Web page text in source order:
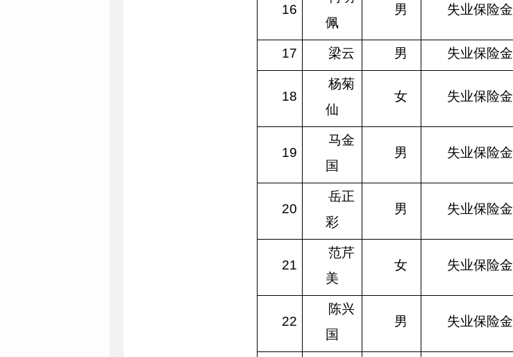
16
佩
男 失业保险金
17 梁云 男 失业保险金
18
杨菊
仙
女 失业保险金
19
马金
国
男 失业保险金
20
岳正
彩
男 失业保险金
21
范芹
美
女 失业保险金
22
陈兴
国
男 失业保险金